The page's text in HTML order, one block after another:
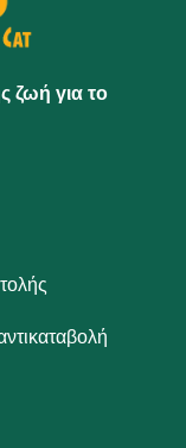
ζωή για το